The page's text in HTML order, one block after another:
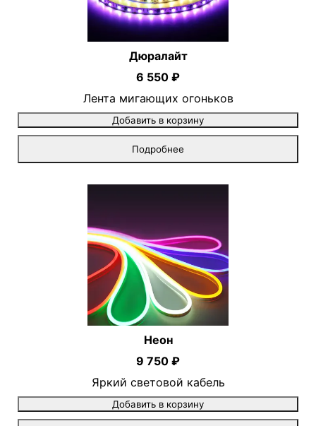
Дюралайт
6 550 ₽
Лента мигающих огоньков
Добавить в корзину
Подробнее
Неон
9 750 ₽
Яркий световой кабель
Добавить в корзину